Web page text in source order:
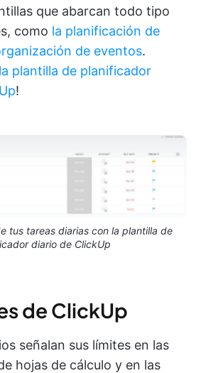
que abarcan todo tipo
como la planificación de
de eventos.
la plantilla de planificador
!
tus tareas diarias con la plantilla de
diario de ClickUp
de ClickUp
señalan sus límites en las
hojas de cálculo y en las